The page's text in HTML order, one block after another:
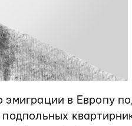
эмиграции в Европу